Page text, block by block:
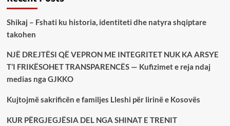
Shikaj – Fshati ku historia, identiteti dhe natyra shqiptare
takohen
NJË DREJTËSI QË VEPRON ME INTEGRITET NUK KA ARSYE
T’I FRIKËSOHET TRANSPARENCËS — Kufizimet e reja ndaj
medias nga GJKKO
Kujtojmë sakrificën e familjes Lleshi për lirinë e Kosovës
KUR PËRGJEGJËSIA DEL NGA SHINAT E TRENIT